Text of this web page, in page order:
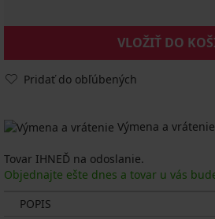
VLOŽIŤ DO
Pridať do obľúbených
Výmena a
Tovar IHNEĎ na odoslanie.
Objednajte ešte dnes a tovar u vás
POPIS